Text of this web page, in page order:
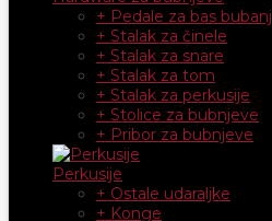
+ Pedale za bas bubanj
+ Stalak za činele
+ Stalak za snare
+ Stalak za tom
+ Stalak za perkusije
+ Stolice za bubnjeve
+ Pribor za bubnjeve
Perkusije
+ Ostale udaraljke
+ Konge